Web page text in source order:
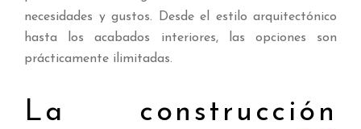
necesidades y gustos. Desde el estilo arquitectónico
hasta los acabados interiores, las opciones son
prácticamente ilimitadas.
La construcción